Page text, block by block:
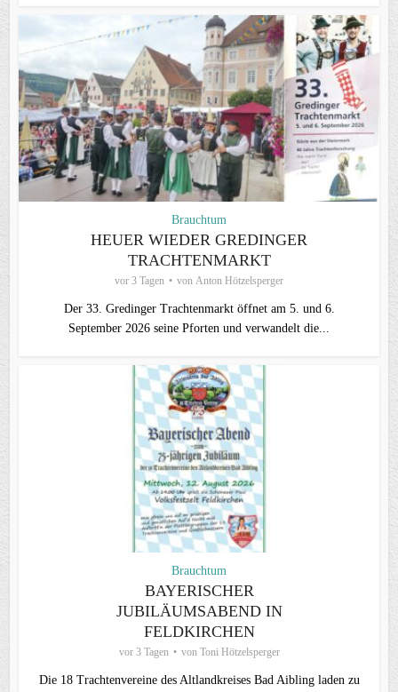
Brauchtum
HEUER WIEDER GREDINGER
TRACHTENMARKT
vor 3 Tagen von Anton Hötzelsperger
Der 33. Gredinger Trachtenmarkt öffnet am 5. und 6.
September 2026 seine Pforten und verwandelt die...
Brauchtum
BAYERISCHER
JUBILÄUMSABEND IN
FELDKIRCHEN
vor 3 Tagen von Toni Hötzelsperger
Die 18 Trachtenvereine des Altlandkreises Bad Aibling laden zu